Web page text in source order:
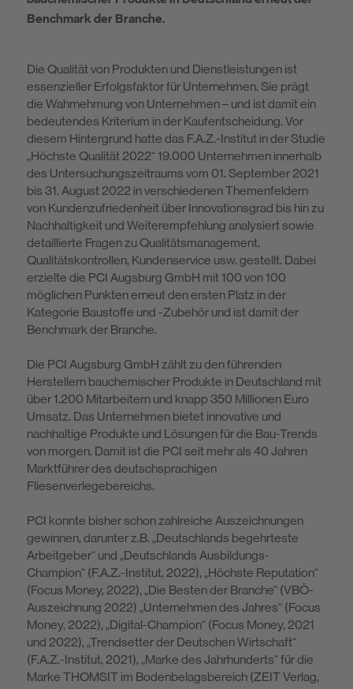
Benchmark der Branche.
Die Qualität von Produkten und Dienstleistungen ist
essenzieller Erfolgsfaktor für Unternehmen. Sie prägt
die Wahrnehmung von Unternehmen – und ist da­mit ein
bedeutendes Kriterium in der Kaufentscheidung. Vor
diesem Hinter­grund hatte das F.A.Z.-Institut in der Studie
„Höchste Qualität 2022“ 19.000 Un­ternehmen innerhalb
des Untersuchungszeitraums vom 01. September 2021
bis 31. August 2022 in verschiedenen Themenfeldern
von Kundenzufriedenheit über Innovationsgrad bis hin zu
Nachhaltigkeit und Weiterempfehlung analy­siert sowie
detaillierte Fragen zu Qualitätsmanagement,
Qualitätskontrollen, Kundenservice usw. gestellt. Dabei
erzielte die PCI Augsburg GmbH mit 100 von 100
möglichen Punkten erneut den ersten Platz in der
Kategorie Baustoffe und -Zubehör und ist damit der
Benchmark der Branche.
Die PCI Augsburg GmbH zählt zu den führenden
Herstellern bauchemischer Produkte in Deutschland mit
über 1.200 Mitarbeitern und knapp 350 Millionen Euro
Umsatz. Das Unternehmen bietet innovative und
nachhaltige Produkte und Lösungen für die Bau-Trends
von morgen. Damit ist die PCI seit mehr als 40 Jahren
Marktführer des deutschsprachigen
Fliesenverlegebereichs.
PCI konnte bisher schon zahlreiche Auszeichnungen
gewinnen, darunter z.B. „Deutschlands begehrteste
Arbeitgeber“ und „Deutschlands Ausbildungs-
Champion“ (F.A.Z.-Institut, 2022), „Höchste Reputation“
(Focus Money, 2022), „Die Besten der Branche“ (VBÖ-
Auszeichnung 2022) „Unternehmen des Jah­res“ (Focus
Money, 2022), „Digital-Champion“ (Focus Money, 2021
und 2022), „Trendsetter der Deutschen Wirtschaft“
(F.A.Z.-Institut, 2021), „Marke des Jahrhunderts“ für die
Marke THOMSIT im Bodenbelagsbereich (ZEIT Verlag,